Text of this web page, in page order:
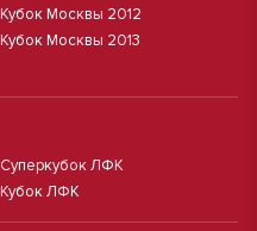
Кубок Москвы 2012
Кубок Москвы 2013
Суперкубок ЛФК
Кубок ЛФК